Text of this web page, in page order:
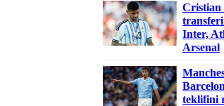
Cristian
Inter,
Arsenal
teklifini